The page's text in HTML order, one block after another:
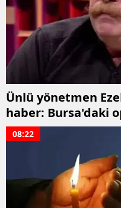
Ünlü yönetmen
haber: Bursa'daki
alındı
08:22